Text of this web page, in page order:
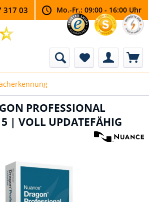
317 03 Mo.-Fr.: 09:00 - 16:00 Uhr
PROFESSIONAL
| VOLL UPDATEFÄHIG